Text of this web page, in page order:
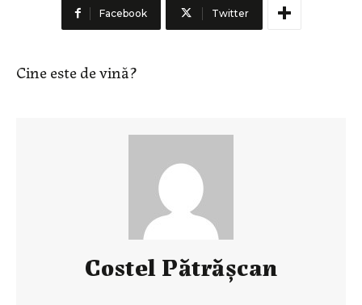
Facebook Twitter
Cine este de vină?
Costel Pătrăşcan